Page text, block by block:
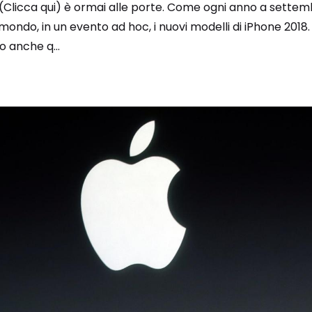
qui) è ormai alle porte. Come ogni anno a
in un evento ad hoc, i nuovi modelli di iPhone
anche q...